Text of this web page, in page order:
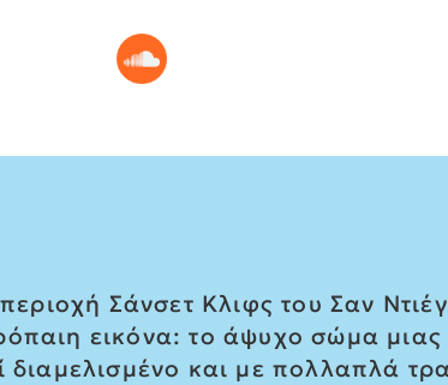
Σάνσετ Κλιφς του Σαν
εικόνα: το άψυχο σώμα
και με πολλαπλά